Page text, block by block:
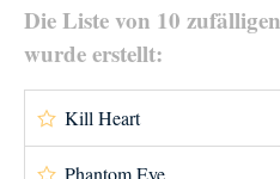
Die Liste von 10
wurde erstellt:
Kill Heart
Phantom Eye